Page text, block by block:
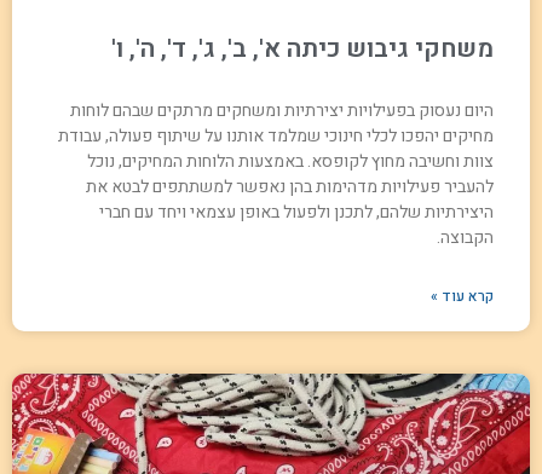
משחקי גיבוש כיתה א', ב', ג', ד', ה', ו'
היום נעסוק בפעילויות יצירתיות ומשחקים מרתקים שבהם לוחות
מחיקים יהפכו לכלי חינוכי שמלמד אותנו על שיתוף פעולה, עבודת
צוות וחשיבה מחוץ לקופסא. באמצעות הלוחות המחיקים, נוכל
להעביר פעילויות מדהימות בהן נאפשר למשתתפים לבטא את
היצירתיות שלהם, לתכנן ולפעול באופן עצמאי ויחד עם חברי
הקבוצה.
קרא עוד »